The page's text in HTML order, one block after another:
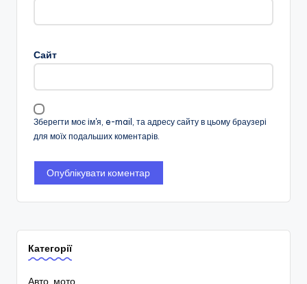
Сайт
Зберегти моє ім'я, e-mail, та адресу сайту в цьому браузері
для моїх подальших коментарів.
Категорії
Авто, мото